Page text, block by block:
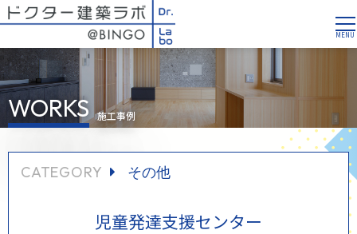
WORKS 施工事例
CATEGORY その他
児童発達支援センター